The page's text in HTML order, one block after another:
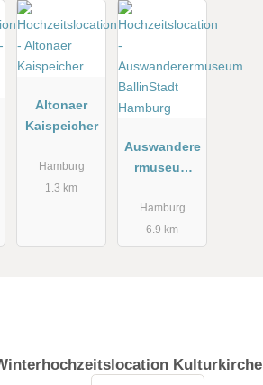
Altonaer
Kaispeicher
Hamburg
1.3 km
Auswandere
rmuseum
Hamburg
Hamburg
6.9 km
Kulturkirche